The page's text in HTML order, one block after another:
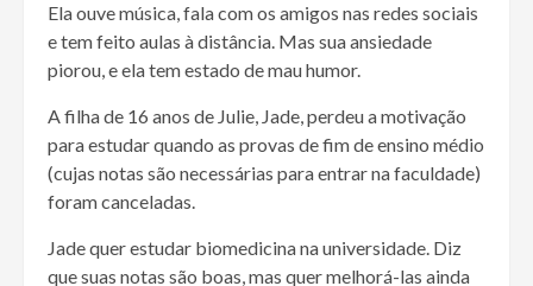
Ela ouve música, fala com os amigos nas redes sociais
e tem feito aulas à distância. Mas sua ansiedade
piorou, e ela tem estado de mau humor.
A filha de 16 anos de Julie, Jade, perdeu a motivação
para estudar quando as provas de fim de ensino médio
(cujas notas são necessárias para entrar na faculdade)
foram canceladas.
Jade quer estudar biomedicina na universidade. Diz
que suas notas são boas, mas quer melhorá-las ainda